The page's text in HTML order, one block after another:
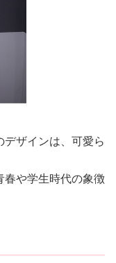
ザインは、可愛ら
春や学生時代の象徴